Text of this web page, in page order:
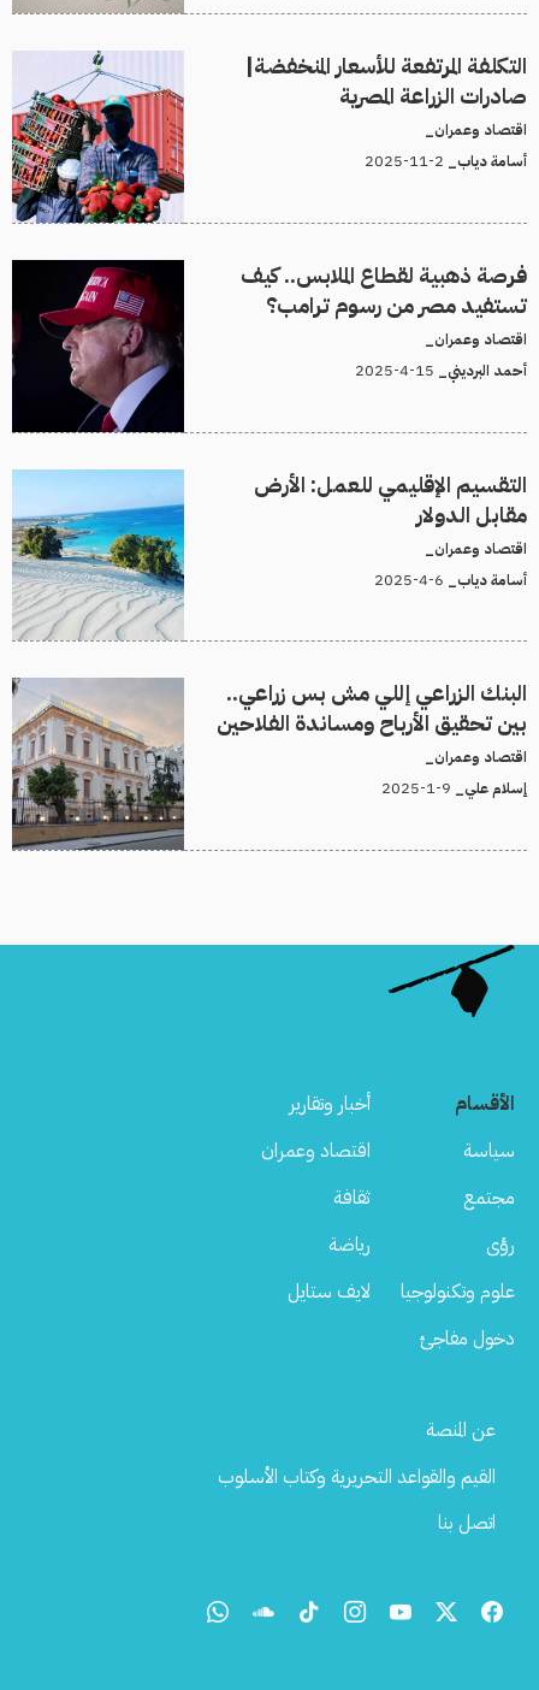
التكلفة المرتفعة للأسعار المنخفضة|
صادرات الزراعة المصرية
اقتصاد وعمران_
أسامة دياب_
فرصة ذهبية لقطاع الملابس.. كيف
تستفيد مصر من رسوم ترامب؟
اقتصاد وعمران_
أحمد البرديني_
التقسيم الإقليمي للعمل: الأرض
مقابل الدولار
اقتصاد وعمران_
أسامة دياب_
البنك الزراعي إللي مش بس زراعي..
بين تحقيق الأرباح ومساندة الفلاحين
اقتصاد وعمران_
إسلام علي_
الأقسام
أخبار وتقارير
سياسة
اقتصاد وعمران
مجتمع
ثقافة
رؤى
رياضة
علوم وتكنولوجيا
لايف ستايل
دخول مفاجئ
Footer
عن المنصة
القيم والقواعد التحريرية وكتاب الأسلوب
اتصل بنا